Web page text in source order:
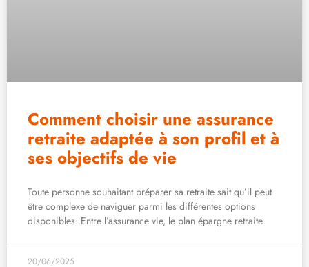
Comment choisir une assurance
retraite adaptée à son profil et à
ses objectifs de vie
Toute personne souhaitant préparer sa retraite sait qu’il peut
être complexe de naviguer parmi les différentes options
disponibles. Entre l’assurance vie, le plan épargne retraite
20/06/2025